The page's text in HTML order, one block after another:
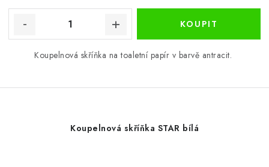
Koupelnová skříňka na toaletní papír v barvě antracit.
Koupelnová skříňka STAR bílá